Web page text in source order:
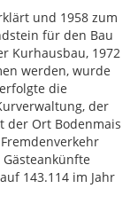
und 1958 zum
für den Bau
Kurhausbau, 1972
werden, wurde
die
der
der Ort Bodenmais
143.114 im Jahr